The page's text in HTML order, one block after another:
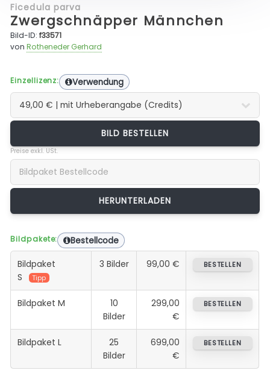
Ficedula parva
Zwergschnäpper Männchen
Bild-ID:f33571
vonRotheneder Gerhard
Einzellizenz: Verwendung
BILD BESTELLEN
Preise exkl. USt.
Bildpakete: Bestellcode
Bildpaket
S
Tipp
3 Bilder 99,00 € BESTELLEN
Bildpaket M
10
Bilder
299,00
€
BESTELLEN
Bildpaket L
25
Bilder
699,00
€
BESTELLEN